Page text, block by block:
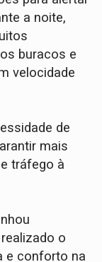
a noite,
buracos e
velocidade
de
mais
tráfego à
o
e conforto na